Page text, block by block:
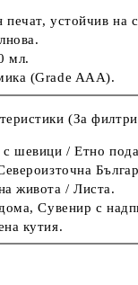
печат, устойчив на
мл.
(Grade AAA).
(За
шевици / Етно
живота / Листа.
Сувенир с
кутия.